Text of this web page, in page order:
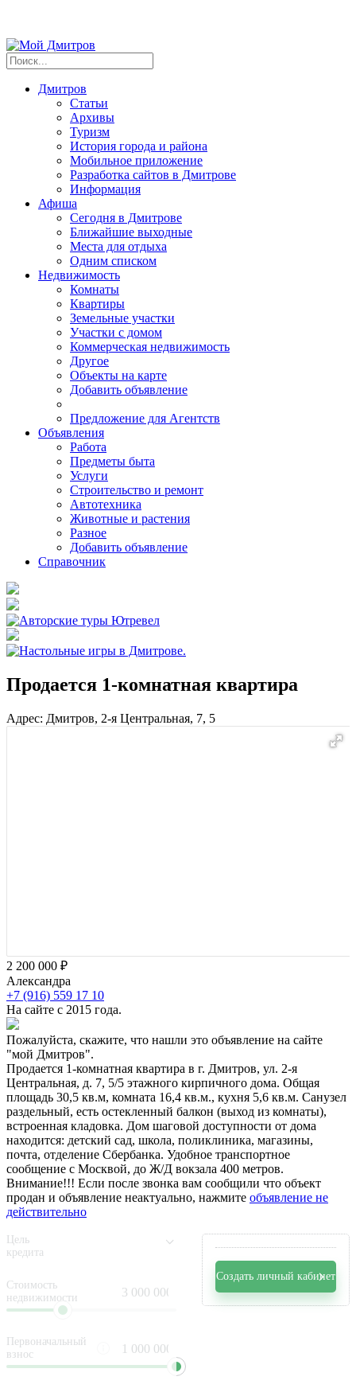
Дмитров
Статьи
Архивы
Туризм
История города и района
Мобильное приложение
Разработка сайтов в Дмитрове
Информация
Афиша
Сегодня в Дмитрове
Ближайшие выходные
Места для отдыха
Одним списком
Недвижимость
Комнаты
Квартиры
Земельные участки
Участки с домом
Коммерческая недвижимость
Другое
Объекты на карте
Добавить объявление
Предложение для Агентств
Объявления
Работа
Предметы быта
Услуги
Строительство и ремонт
Автотехника
Животные и растения
Разное
Добавить объявление
Справочник
Продается 1-комнатная квартира
Адрес: Дмитров, 2-я Центральная, 7, 5
2 200 000 ₽
Александра
+7 (916) 559 17 10
На сайте с 2015 года.
Пожалуйста, скажите, что нашли это объявление на сайте
"мой Дмитров".
Продается 1-комнатная квартира в г. Дмитров, ул. 2-я
Центральная, д. 7, 5/5 этажного кирпичного дома. Общая
площадь 30,5 кв.м, комната 16,4 кв.м., кухня 5,6 кв.м. Санузел
раздельный, есть остекленный балкон (выход из комнаты),
встроенная кладовка. Дом шаговой доступности от дома
находится: детский сад, школа, поликлиника, магазины,
почта, отделение Сбербанка. Удобное транспортное
сообщение с Москвой, до Ж/Д вокзала 400 метров.
Внимание!!! Если после звонка вам сообщили что объект
продан и объявление неактуально, нажмите объявление не
действительно
Цель
кредита
Стоимость
недвижимости
Первоначальный
взнос
Создать личный кабинет